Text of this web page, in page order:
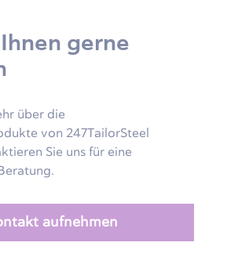
gerne
über die
von 247TailorSteel
Sie uns für eine
aufnehmen